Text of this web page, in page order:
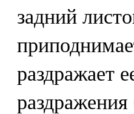
задний
раздражает